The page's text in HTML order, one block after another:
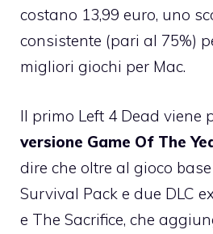
costano 13,99 euro, uno
consistente (pari al 75%)
migliori giochi per Mac.
Il primo Left 4 Dead viene
versione Game Of The
dire che oltre al gioco
Survival Pack e due DLC
e The Sacrifice, che